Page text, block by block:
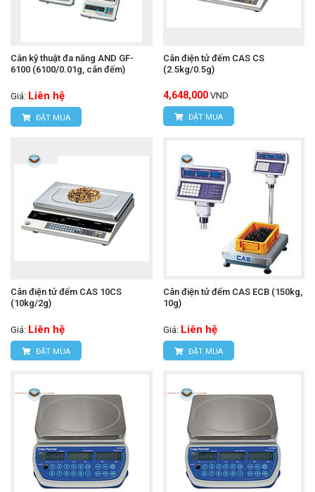
Cân kỹ thuật đa năng AND GF-
6100 (6100/0.01g, cân đếm)
Giá: Liên hệ
ĐẶT MUA
Cân điện tử đếm CAS CS
(2.5kg/0.5g)
4,648,000 VND
ĐẶT MUA
Cân điện tử đếm CAS 10CS
(10kg/2g)
Giá: Liên hệ
ĐẶT MUA
Cân điện tử đếm CAS ECB (150kg,
10g)
Giá: Liên hệ
ĐẶT MUA